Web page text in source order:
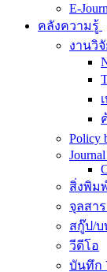
E-
คลังความรู้
งานวิ
Policy
สิ่งพิม
จุลสา
สกู๊ป/
วีดีโอ
บันทึก